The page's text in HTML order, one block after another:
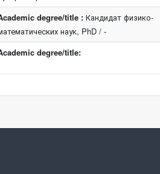
degree/title : Кандидат физико-
наук, PhD / -
degree/title: